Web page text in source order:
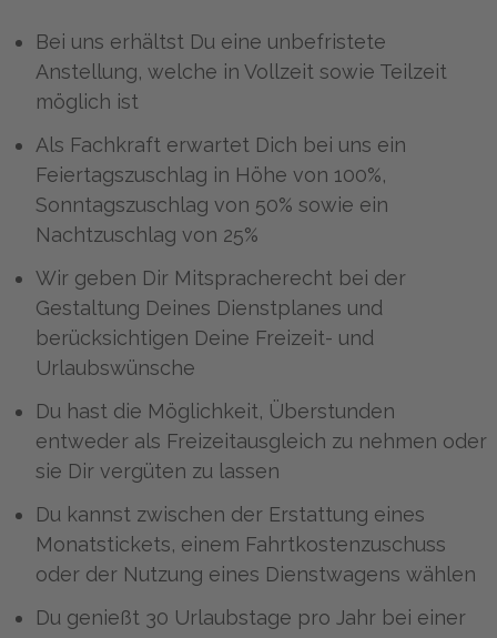
Bei uns erhältst Du eine unbefristete
Anstellung, welche in Vollzeit sowie Teilzeit
möglich ist
Als Fachkraft erwartet Dich bei uns ein
Feiertagszuschlag in Höhe von 100%,
Sonntagszuschlag von 50% sowie ein
Nachtzuschlag von 25%
Wir geben Dir Mitspracherecht bei der
Gestaltung Deines Dienstplanes und
berücksichtigen Deine Freizeit- und
Urlaubswünsche
Du hast die Möglichkeit, Überstunden
entweder als Freizeitausgleich zu nehmen oder
sie Dir vergüten zu lassen
Du kannst zwischen der Erstattung eines
Monatstickets, einem Fahrtkostenzuschuss
oder der Nutzung eines Dienstwagens wählen
Du genießt 30 Urlaubstage pro Jahr bei einer